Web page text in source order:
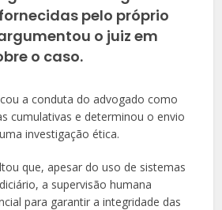
pelo próprio
o juiz em
o caso.
a conduta do advogado como
cumulativas e determinou o envio
investigação ética.
que, apesar do uso de sistemas
a supervisão humana
para garantir a integridade das